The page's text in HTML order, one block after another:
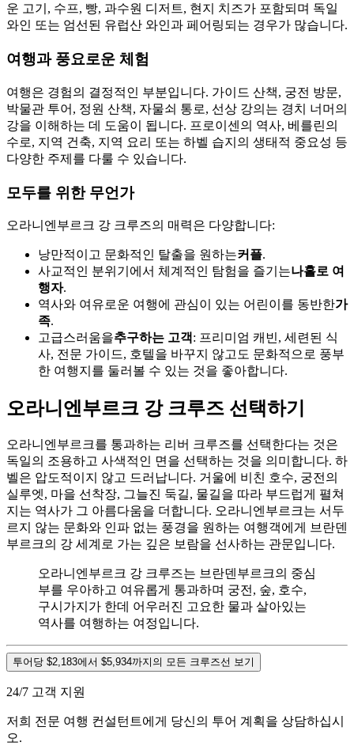
운 고기, 수프, 빵, 과수원 디저트, 현지 치즈가 포함되며 독일
와인 또는 엄선된 유럽산 와인과 페어링되는 경우가 많습니다.
여행과 풍요로운 체험
여행은 경험의 결정적인 부분입니다. 가이드 산책, 궁전 방문,
박물관 투어, 정원 산책, 자물쇠 통로, 선상 강의는 경치 너머의
강을 이해하는 데 도움이 됩니다. 프로이센의 역사, 베를린의
수로, 지역 건축, 지역 요리 또는 하벨 습지의 생태적 중요성 등
다양한 주제를 다룰 수 있습니다.
모두를 위한 무언가
오라니엔부르크 강 크루즈의 매력은 다양합니다:
낭만적이고 문화적인 탈출을 원하는커플.
사교적인 분위기에서 체계적인 탐험을 즐기는나홀로 여
행자.
역사와 여유로운 여행에 관심이 있는 어린이를 동반한가
족.
고급스러움을추구하는 고객: 프리미엄 캐빈, 세련된 식
사, 전문 가이드, 호텔을 바꾸지 않고도 문화적으로 풍부
한 여행지를 둘러볼 수 있는 것을 좋아합니다.
오라니엔부르크 강 크루즈 선택하기
오라니엔부르크를 통과하는 리버 크루즈를 선택한다는 것은
독일의 조용하고 사색적인 면을 선택하는 것을 의미합니다. 하
벨은 압도적이지 않고 드러납니다. 거울에 비친 호수, 궁전의
실루엣, 마을 선착장, 그늘진 둑길, 물길을 따라 부드럽게 펼쳐
지는 역사가 그 아름다움을 더합니다. 오라니엔부르크는 서두
르지 않는 문화와 인파 없는 풍경을 원하는 여행객에게 브란덴
부르크의 강 세계로 가는 깊은 보람을 선사하는 관문입니다.
오라니엔부르크 강 크루즈는 브란덴부르크의 중심
부를 우아하고 여유롭게 통과하며 궁전, 숲, 호수,
구시가지가 한데 어우러진 고요한 물과 살아있는
역사를 여행하는 여정입니다.
투어당 $2,183에서 $5,934까지의 모든 크루즈선 보기
24/7 고객 지원
저희 전문 여행 컨설턴트에게 당신의 투어 계획을 상담하십시
오.